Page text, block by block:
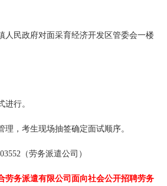
民政府对面采育经济开发区管委会一楼
行。
，考生现场抽签确定面试顺序。
（劳务派遣公司）
劳务派遣有限公司面向社会公开招聘劳务